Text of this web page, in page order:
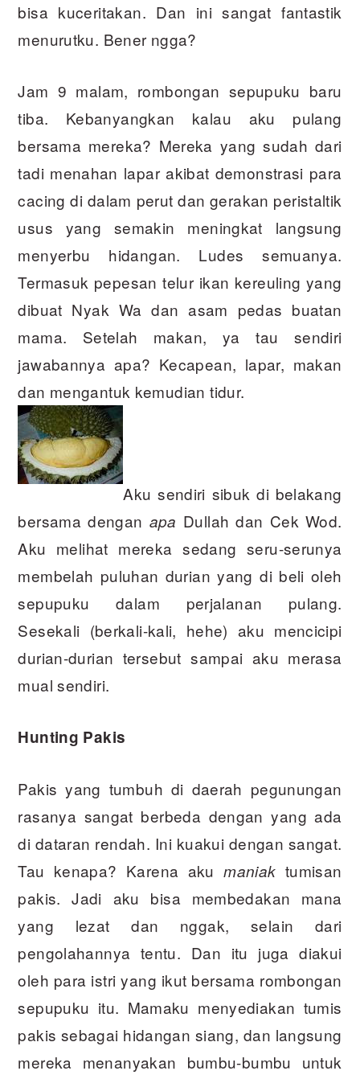
bisa kuceritakan. Dan ini sangat fantastik
menurutku. Bener ngga?
Jam 9 malam, rombongan sepupuku baru
tiba. Kebanyangkan kalau aku pulang
bersama mereka? Mereka yang sudah dari
tadi menahan lapar akibat demonstrasi para
cacing di dalam perut dan gerakan peristaltik
usus yang semakin meningkat langsung
menyerbu hidangan. Ludes semuanya.
Termasuk pepesan telur ikan kereuling yang
dibuat Nyak Wa dan asam pedas buatan
mama. Setelah makan, ya tau sendiri
jawabannya apa? Kecapean, lapar, makan
dan mengantuk kemudian tidur.
Aku sendiri sibuk di belakang
bersama dengan apa Dullah dan Cek Wod.
Aku melihat mereka sedang seru-serunya
membelah puluhan durian yang di beli oleh
sepupuku dalam perjalanan pulang.
Sesekali (berkali-kali, hehe) aku mencicipi
durian-durian tersebut sampai aku merasa
mual sendiri.
Hunting Pakis
Pakis yang tumbuh di daerah pegunungan
rasanya sangat berbeda dengan yang ada
di dataran rendah. Ini kuakui dengan sangat.
Tau kenapa? Karena akumaniak tumisan
pakis. Jadi aku bisa membedakan mana
yang lezat dan nggak, selain dari
pengolahannya tentu. Dan itu juga diakui
oleh para istri yang ikut bersama rombongan
sepupuku itu. Mamaku menyediakan tumis
pakis sebagai hidangan siang, dan langsung
mereka menanyakan bumbu-bumbu untuk